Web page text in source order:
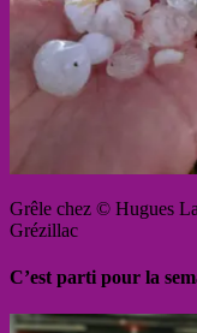
Grêle chez © Hugues
Grézillac
C’est parti pour la